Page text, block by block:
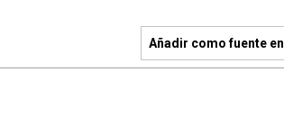
Añadir como fuente en